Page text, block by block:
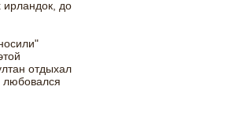
ирландок, до
отдыхал